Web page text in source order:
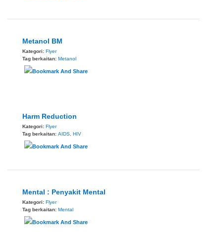
Metanol BM
Kategori: Flyer
Tag berkaitan: Metanol
Harm Reduction
Kategori: Flyer
Tag berkaitan: AIDS, HIV
Mental : Penyakit Mental
Kategori: Flyer
Tag berkaitan: Mental